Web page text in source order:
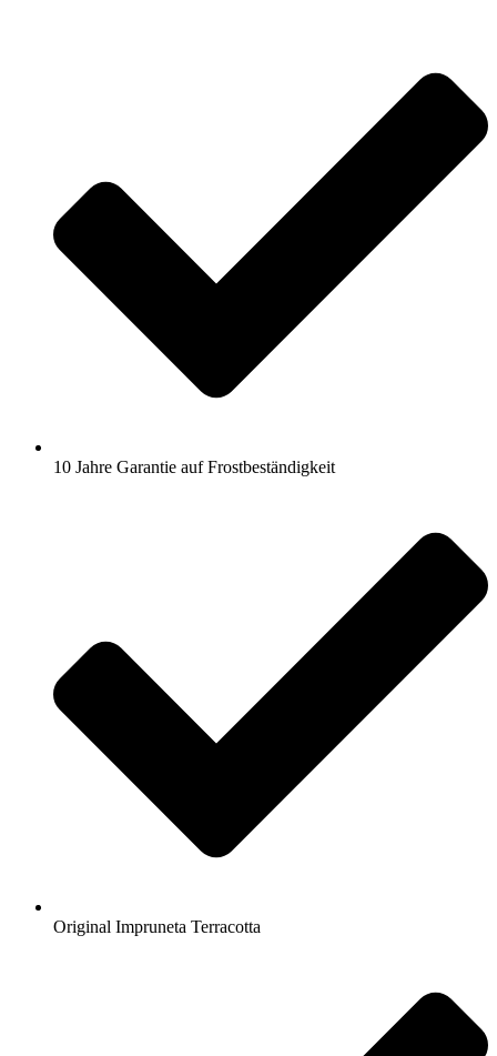
10 Jahre Garantie auf Frostbeständigkeit
Original Impruneta Terracotta